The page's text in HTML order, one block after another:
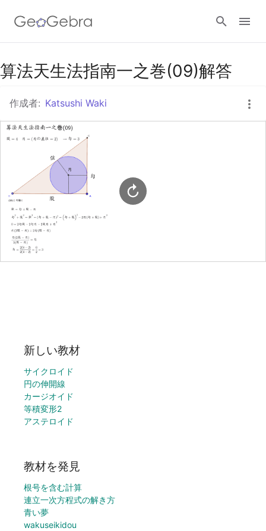
Googleクラスルーム
GeoGebra Classroom
算法天生法指南一之巻(09)解答
作成者: Katsushi Waki
新しい教材
サイクロイド
円の伸開線
カージオイド
等積変形2
アステロイド
教材を発見
根号を含む計算
連立一次方程式の解き方
青い夢
wakuseikidou